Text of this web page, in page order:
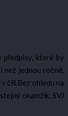
předpisy, které by
než jednou ročně.
čR.Bez ohledu na
okamžik, SVJ